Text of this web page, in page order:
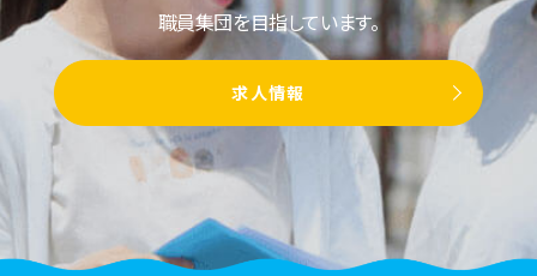
職員集団を目指しています。
求人情報